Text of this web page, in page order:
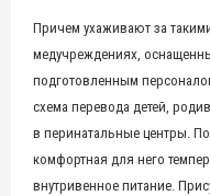
Причем ухаживают за
медучреждениях,
подготовленным
схема перевода детей,
в перинатальные центры.
комфортная для него
внутривенное питание.